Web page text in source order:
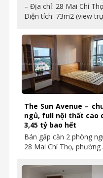
– Địa chỉ: 28 Mai Chí
Diện tích: 73m2 (view
The Sun Avenue –
ngủ, full nội thất cao
3,45 tỷ bao hết
Bán gấp căn 2 phòng
28 Mai Chí Thọ,